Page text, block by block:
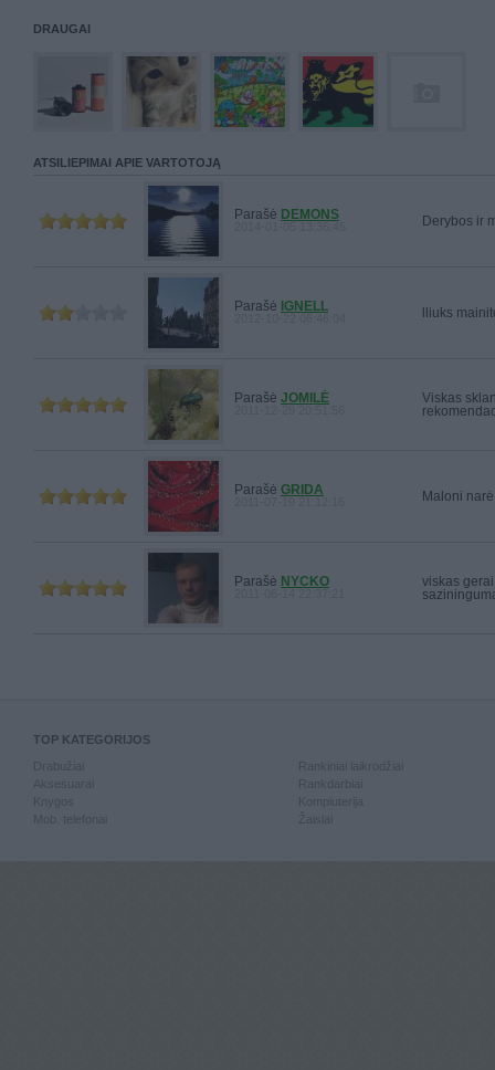
DRAUGAI
ATSILIEPIMAI APIE VARTOTOJĄ
Parašė DEMONS Derybos ir
Parašė IGNELL lliuks
Parašė JOMILĖ
Viskas
Parašė GRIDA Maloni
Parašė NYCKO
viskas
TOP KATEGORIJOS
Knygos
Mob. telefonai
Kompiuterija
Žaislai